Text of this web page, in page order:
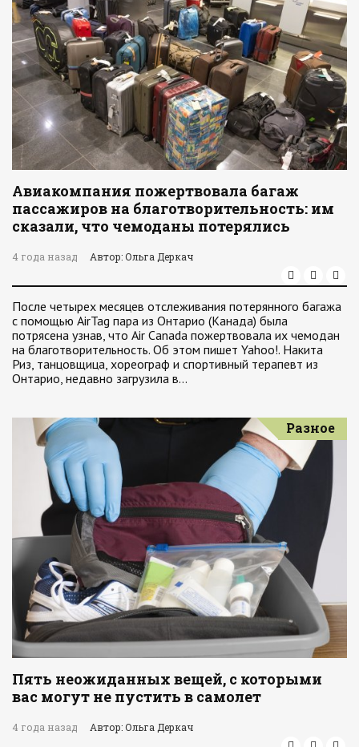
Авиакомпания пожертвовала багаж
пассажиров на благотворительность: им
сказали, что чемоданы потерялись
4 года назад Автор: Ольга Деркач
После четырех месяцев отслеживания потерянного багажа
с помощью AirTag пара из Онтарио (Канада) была
потрясена узнав, что Air Canada пожертвовала их чемодан
на благотворительность. Об этом пишет Yahoo!. Накита
Риз, танцовщица, хореограф и спортивный терапевт из
Онтарио, недавно загрузила в…
Разное
Пять неожиданных вещей, с которыми
вас могут не пустить в самолет
4 года назад Автор: Ольга Деркач